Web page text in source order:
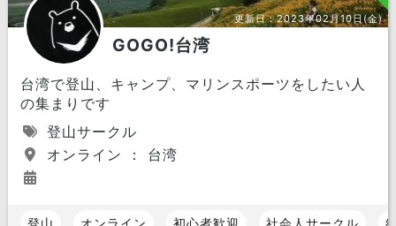
更新日：2023年02月10日(金)
GOGO!台湾
台湾で登山、キャンプ、マリンスポーツをしたい人
の集まりです
登山サークル
オンライン ： 台湾
登山 オンライン 初心者歓迎 社会人サークル